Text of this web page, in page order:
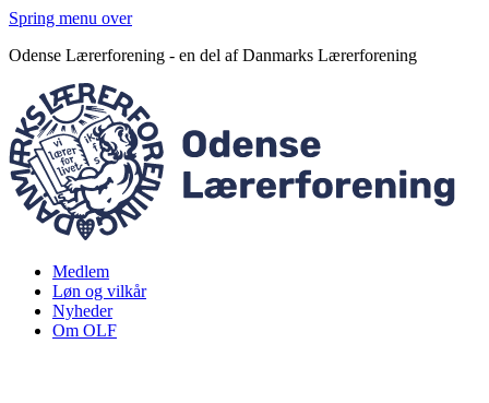
Spring menu over
Odense Lærerforening - en del af Danmarks Lærerforening
Medlem
Løn og vilkår
Nyheder
Om OLF